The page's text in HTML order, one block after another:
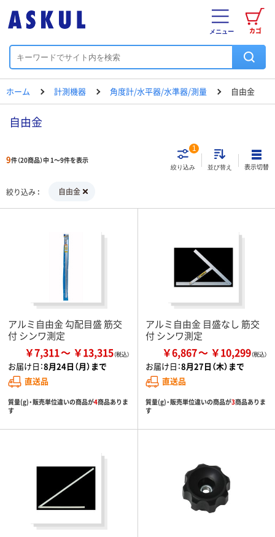
カゴ
メニュー
ホーム 計測機器 角度計/水平器/水準器/測量 自由金
自由金
9件（20商品）中 1～9件を表示
絞り込み
1
並び替え 表示切替
絞り込み 自由金
アルミ自由金 勾配目盛 筋交
付 シンワ測定
￥7,311 ￥13,315
お届け日：8月24日（月）まで
直送品
質量(g)・販売単位違いの商品が4商品ありま
す
アルミ自由金 目盛なし 筋交
付 シンワ測定
￥6,867 ￥10,299
お届け日：8月27日（木）まで
直送品
質量(g)・販売単位違いの商品が3商品ありま
す